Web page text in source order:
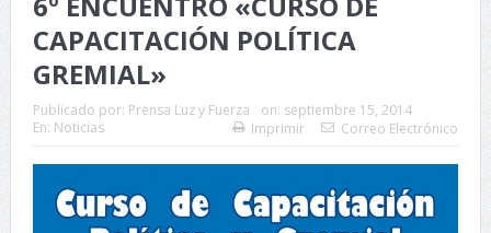
CAPACITACIÓN POLÍTICA
GREMIAL»
Publicado por: Prensa Luz y Fuerza on: septiembre 15, 2014
En: Noticias Imprimir Correo Electrónico